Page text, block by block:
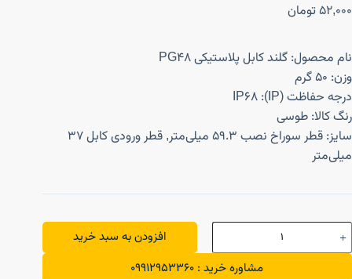
52,000 تومان
نام محصول: گلند کابل پلاستیکی PG48
وزن: 50 گرم
درجه حفاظت (IP): IP68
رنگ کالا: طوسی
سایز: قطر سوراخ نصب 59.3 میلی‌متر, قطر ورودی کابل 37
میلی‌متر
افزودن به سبد خرید
مشاوره خرید : 09912953360